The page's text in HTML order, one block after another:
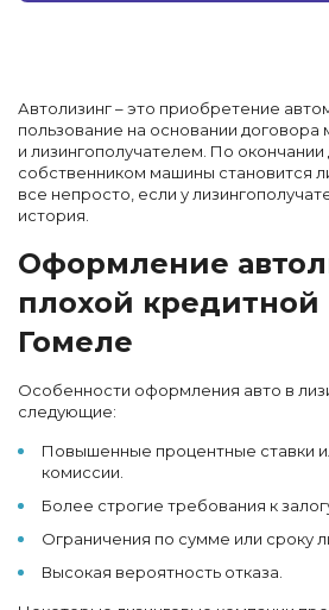
Автолизинг – это приобретение
пользование на основании договора
и лизингополучателем. По
собственником машины становится
все непросто, если у
история.
Оформление
плохой кредитной
Гомеле
Особенности оформления авто в
следующие:
Повышенные процентные ставки
комиссии.
Более строгие требования к
Ограничения по сумме или сроку
Высокая вероятность отказа.